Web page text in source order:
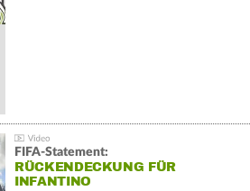
FIFA-Statement:
RÜCKENDECKUNG FÜR
INFANTINO